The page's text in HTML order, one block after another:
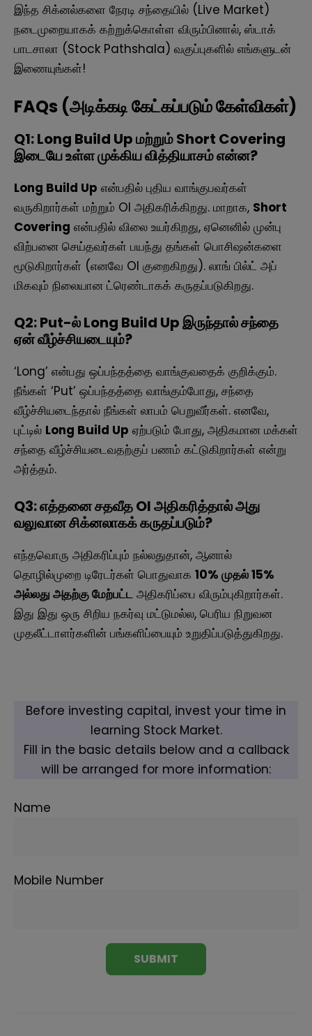
இந்த சிக்னல்களை நேரடி சந்தையில் (Live Market)
நடைமுறையாகக் கற்றுக்கொள்ள விரும்பினால், ஸ்டாக்
பாடசாலா (Stock Pathshala) வகுப்புகளில் எங்களுடன்
இணையுங்கள்!
FAQs (அடிக்கடி கேட்கப்படும் கேள்விகள்)
Q1: Long Build Up மற்றும் Short Covering
இடையே உள்ள முக்கிய வித்தியாசம் என்ன?
Long Build Up என்பதில் புதிய வாங்குபவர்கள்
வருகிறார்கள் மற்றும் OI அதிகரிக்கிறது. மாறாக, Short
Covering என்பதில் விலை உயர்கிறது, ஏனெனில் முன்பு
விற்பனை செய்தவர்கள் பயந்து தங்கள் பொசிஷன்களை
மூடுகிறார்கள் (எனவே OI குறைகிறது). லாங் பில்ட் அப்
மிகவும் நிலையான ட்ரெண்டாகக் கருதப்படுகிறது.
Q2: Put-ல் Long Build Up இருந்தால் சந்தை
ஏன் வீழ்ச்சியடையும்?
‘Long’ என்பது ஒப்பந்தத்தை வாங்குவதைக் குறிக்கும்.
நீங்கள் ‘Put’ ஒப்பந்தத்தை வாங்கும்போது, சந்தை
வீழ்ச்சியடைந்தால் நீங்கள் லாபம் பெறுவீர்கள். எனவே,
புட்டில் Long Build Up ஏற்படும் போது, அதிகமான மக்கள்
சந்தை வீழ்ச்சியடைவதற்குப் பணம் கட்டுகிறார்கள் என்று
அர்த்தம்.
Q3: எத்தனை சதவீத OI அதிகரித்தால் அது
வலுவான சிக்னலாகக் கருதப்படும்?
எந்தவொரு அதிகரிப்பும் நல்லதுதான், ஆனால்
தொழில்முறை டிரேடர்கள் பொதுவாக 10% முதல் 15%
அல்லது அதற்கு மேற்பட்ட அதிகரிப்பை விரும்புகிறார்கள்.
இது இது ஒரு சிறிய நகர்வு மட்டுமல்ல, பெரிய நிறுவன
முதலீட்டாளர்களின் பங்களிப்பையும் உறுதிப்படுத்துகிறது.
Before investing capital, invest your time in
learning Stock Market.
Fill in the basic details below and a callback
will be arranged for more information:
Name
Mobile Number